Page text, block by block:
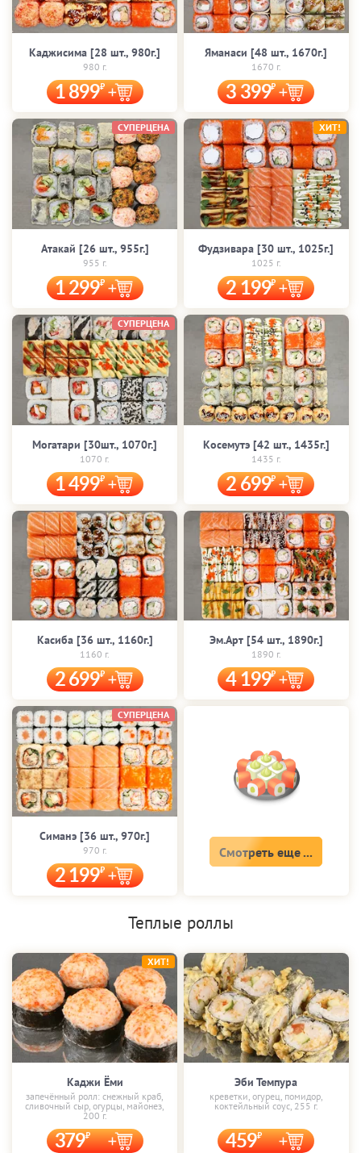
Каджисима [28 шт., 980г.]
980 г.
1 899
Яманаси [48 шт., 1670г.]
1670 г.
3 399
Атакай [26 шт., 955г.]
955 г.
1 299
СУПЕРЦЕНА
Фудзивара [30 шт., 1025г.]
1025 г.
2 199
ХИТ!
Могатари [30шт., 1070г.]
1070 г.
1 499
СУПЕРЦЕНА
Косемутэ [42 шт., 1435г.]
1435 г.
2 699
Касиба [36 шт., 1160г.]
1160 г.
2 699
Эм.Арт [54 шт., 1890г.]
1890 г.
4 199
Симанэ [36 шт., 970г.]
970 г.
2 199
СУПЕРЦЕНА
Смотреть еще ...
Теплые роллы
Каджи Ёми
запечённый ролл: снежный краб,
сливочный сыр, огурцы, майонез,
200 г.
379
ХИТ!
Эби Темпура
креветки, огурец, помидор,
коктейльный соус, 255 г.
459